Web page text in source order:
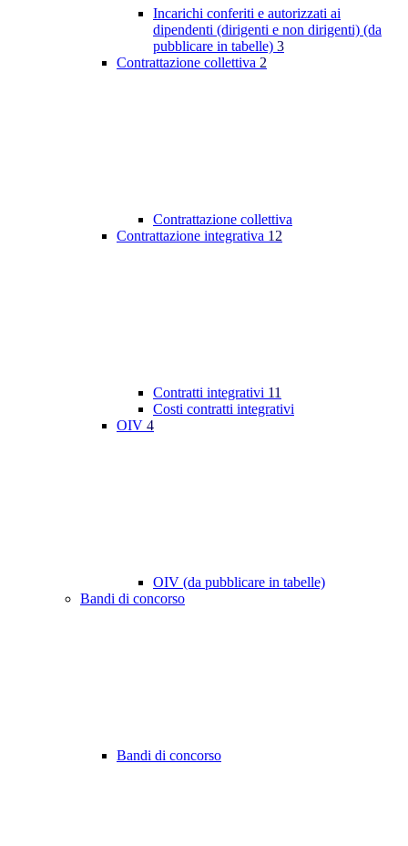
Incarichi conferiti e autorizzati ai
dipendenti (dirigenti e non dirigenti) (da
pubblicare in tabelle) 3
Contrattazione collettiva 2
Contrattazione collettiva
Contrattazione integrativa 12
Contratti integrativi 11
Costi contratti integrativi
OIV 4
OIV (da pubblicare in tabelle)
Bandi di concorso
Bandi di concorso